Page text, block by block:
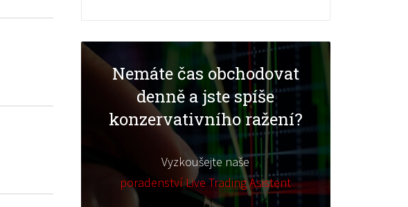
Nemáte čas obchodovat
denně a jste spíše
konzervativního ražení?
Vyzkoušejte naše
poradenství Live Trading Asistent